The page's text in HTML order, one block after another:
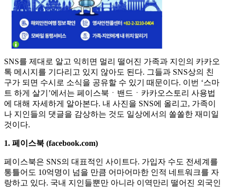
SNS를 제대로 알고 익히면 멀리 떨어진 가족과 지인의 카카오
톡 메시지를 기다리고 있지 않아도 된다. 그들과 SNS상의 친
구가 되면 수시로 소식을 공유할 수 있기 때문이다. 이번 ‘스마
트 하게 살기’에서는 페이스북ㆍ밴드ㆍ카카오스토리 사용법
에 대해 자세하게 알아본다. 내 사진을 SNS에 올리고, 가족이
나 지인들의 댓글을 감상하는 것도 일상에서의 쏠쏠한 재미일
것이다.
1. 페이스북 (facebook.com)
페이스북은 SNS의 대표적인 사이트다. 가입자 수도 전세계를
통틀어도 10억명이 넘을 만큼 어마어마한 인적 네트워크를 자
랑하고 있다. 국내 지인들뿐만 아니라 이역만리 떨어진 외국인